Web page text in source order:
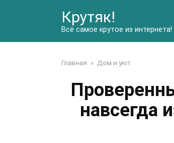
Крутяк!
Всё самое крутое из интернета!
Главная » Дом и уют
навсегда